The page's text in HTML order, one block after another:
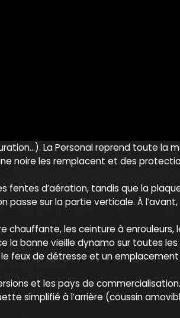
La Personal reprend toute la
noire les remplacent et des
d’aération, tandis que la
passe sur la partie verticale. À
chauffante, les ceinture à enrouleurs,
la bonne vieille dynamo sur toutes les
feux de détresse et un emplacement
et les pays de commercialisation.
simplifié à l’arrière (coussin